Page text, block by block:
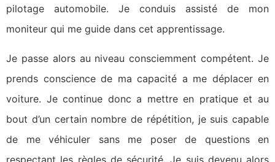
pilotage automobile. Je conduis assisté de mon
moniteur qui me guide dans cet apprentissage.
Je passe alors au niveau consciemment compétent. Je
prends conscience de ma capacité a me déplacer en
voiture. Je continue donc a mettre en pratique et au
bout d’un certain nombre de répétition, je suis capable
de me véhiculer sans me poser de questions en
respectant les règles de sécurité. Je suis devenu alors